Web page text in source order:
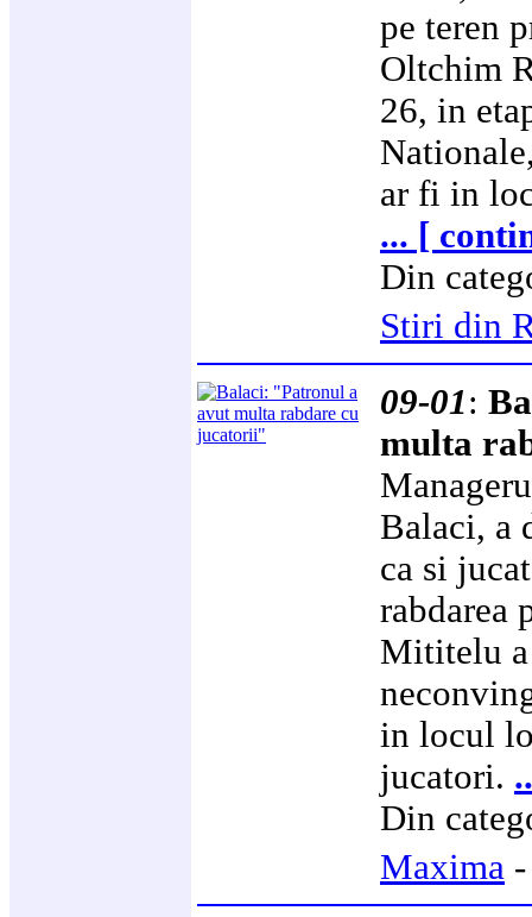
pe teren
Oltchim
26, in
ar fi in
... [
Din
Stiri din
09-01:
multa
Balaci, a
ca si
rabdarea
Mititelu
in locul
jucatori.
Din
Maxima